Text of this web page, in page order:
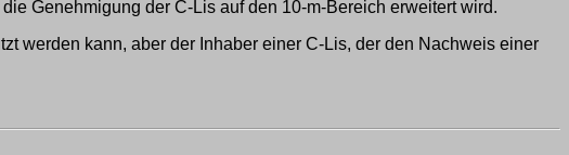
Genehmigung der C-Lis auf den 10-m-Bereich erweitert wird.
werden kann, aber der Inhaber einer C-Lis, der den Nachweis einer